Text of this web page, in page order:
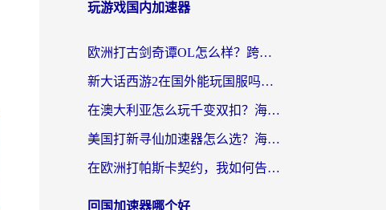
玩游戏国内加速器
欧洲打古剑奇谭OL怎么样？跨越延迟的江湖梦
新大话西游2在国外能玩国服吗？海外玩家不卡的秘密都在这
在澳大利亚怎么玩千变双扣？海外党国服游戏加速终极指南
美国打新寻仙加速器怎么选？海外党亲测有效的国服游戏加速指南
在欧洲打帕斯卡契约，我如何告别延迟与卡顿？
回国加速器哪个好